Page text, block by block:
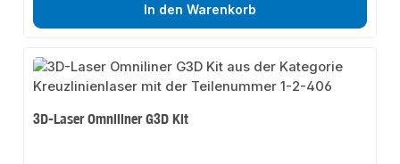
In den Warenkorb
3D-Laser Omniliner G3D Kit